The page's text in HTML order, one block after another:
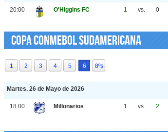
20:00 O'Higgins FC 1 vs. 0
Copa CONMEBOL Sudamericana
1 2 3 4 5 6 8ºs
Martes, 26 de Mayo de 2026
18:00 Millonarios 1 vs. 2